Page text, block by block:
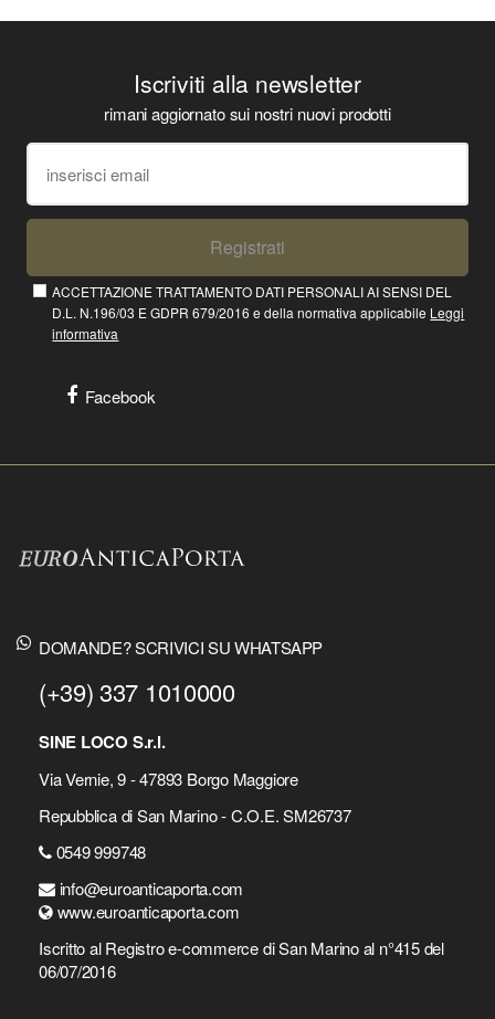
Iscriviti alla newsletter
rimani aggiornato sui nostri nuovi prodotti
Registrati
ACCETTAZIONE TRATTAMENTO DATI PERSONALI AI SENSI DEL
D.L. N.196/03 E GDPR 679/2016 e della normativa applicabile Leggi
informativa
Facebook
DOMANDE? SCRIVICI SU WHATSAPP
(+39) 337 1010000
SINE LOCO S.r.l.
Via Vernie, 9 - 47893 Borgo Maggiore
Repubblica di San Marino - C.O.E. SM26737
0549 999748
info@euroanticaporta.com
www.euroanticaporta.com
Iscritto al Registro e-commerce di San Marino al n°415 del
06/07/2016